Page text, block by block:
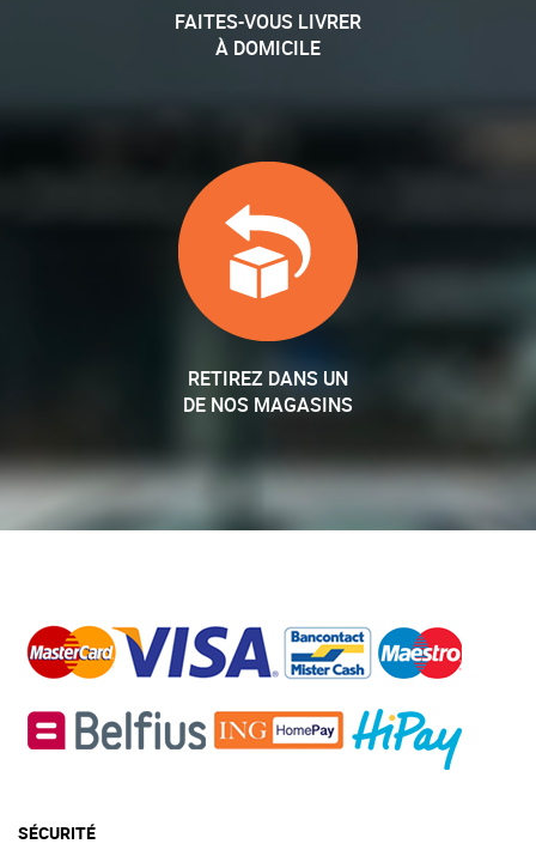
FAITES-VOUS LIVRER
À DOMICILE
RETIREZ DANS UN
DE NOS MAGASINS
SÉCURITÉ